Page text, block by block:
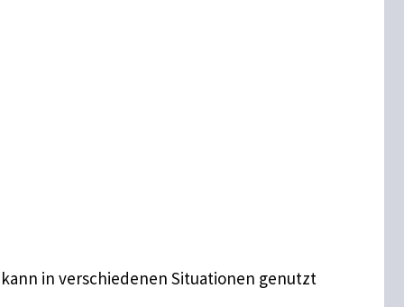
in verschiedenen Situationen genutzt